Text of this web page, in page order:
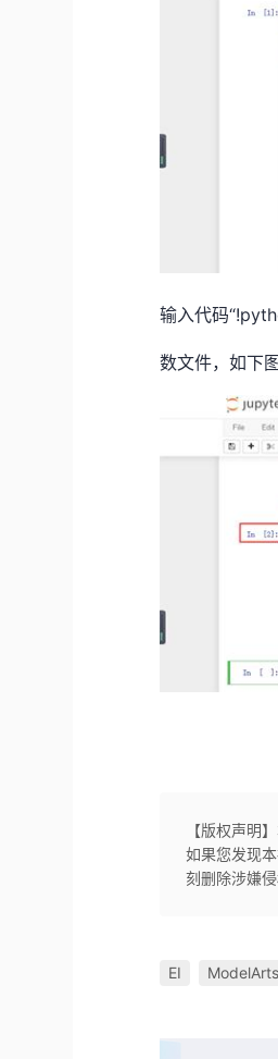
输入代码
数文件，如下
【版权声明
如果您发现
刻删除涉嫌
EI ModelArts